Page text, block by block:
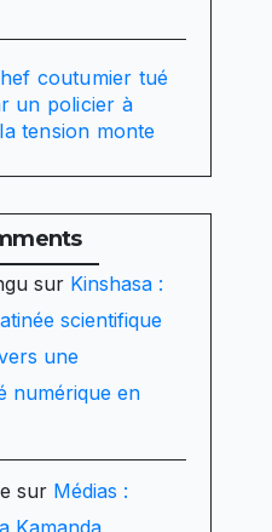
coutumier tué
un policier à
tension monte
sur Kinshasa :
scientifique
une
numérique en
sur Médias :
Kamanda